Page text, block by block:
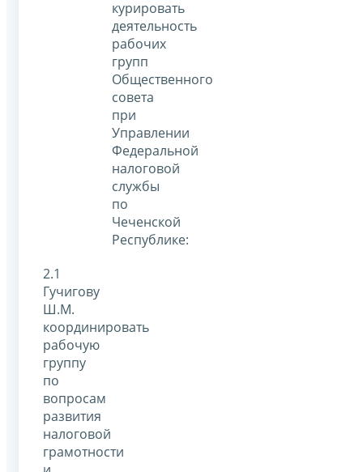
курировать
деятельность
рабочих
групп
Общественного
совета
при
Управлении
Федеральной
налоговой
службы
по
Чеченской
Республике:
2.1
Гучигову
Ш.М.
координировать
рабочую
группу
по
вопросам
развития
налоговой
грамотности